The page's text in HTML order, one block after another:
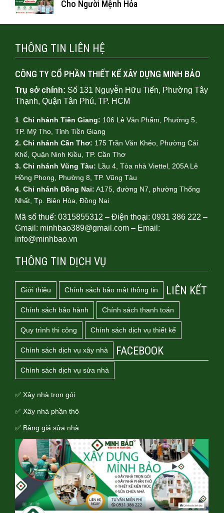
Cho Người Mệnh Hỏa
THÔNG TIN LIÊN HỆ
CÔNG TY CỔ PHẦN THIẾT KẾ XÂY DỰNG MINH BẢO
Trụ sở chính: Số 131 Nguyễn Hữu Tiến, Phường Tây
Thạnh, Quận Tân Phú, TP. HCM
1 Chi nhánh Tiền Giang: 106 Lê Văn Phẩm, Phường 5,
TP. Mỹ Tho, Tỉnh Tiền Giang
2. Chi nhánh Cần Thơ: 175 Trần Văn Khéo, Phường Cái
Khế, Quận Ninh Kiều, TP. Cần Thơ
3. Chi nhánh Vũng Tàu: Lầu 4, Tòa nhà Viettel, 205A Lê
Hồng Phong, Phường 8, TP. Vũng Tàu
4. Chi nhánh Đồng Nai: A175, đường N7, phường Thống
Nhất, Tp. Biên Hòa, Đồng Nai
Mã số thuế: 0315855312 – Điện thoại: 0931 386 222 –
Gmail: minhbao389@gmail.com – Email:
info@minhbao.vn
THÔNG TIN DỊCH VỤ
Giới thiệu Chính sách bảo mật thông tin
Chính sách bảo hành Chính sách thanh toán
Quy trình thi công Chính sách dịch vụ thiết kế
Chính sách dịch vụ xây nhà
Chính sách dịch vụ sửa nhà
✅ Xây nhà trọn gói
✅ Xây nhà phần thô
✅ Bảng giá sửa nhà
LIÊN KẾT
FACEBOOK